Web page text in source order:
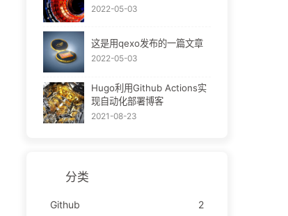
2022-05-03
这是用qexo发布的一篇文章
2022-05-03
Hugo利用Github Actions实
现自动化部署博客
2021-08-23
分类
Github
2